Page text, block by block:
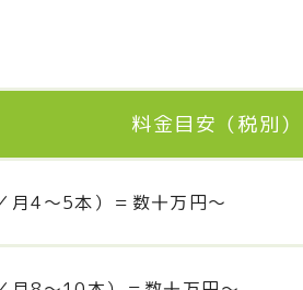
料金目安（税別）
月4～5本）＝数十万円～